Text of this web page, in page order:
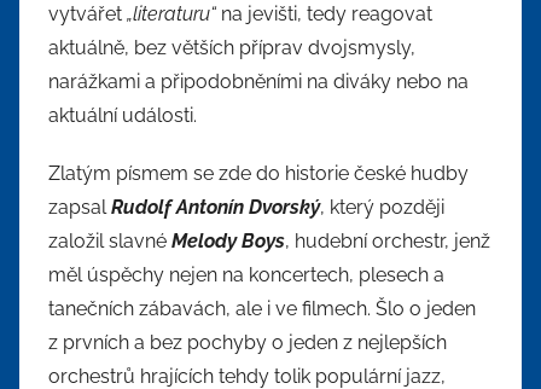
vytvářet „literaturu“ na jevišti, tedy reagovat
aktuálně, bez větších příprav dvojsmysly,
narážkami a připodobněními na diváky nebo na
aktuální události.
Zlatým písmem se zde do historie české hudby
zapsalRudolf Antonín Dvorský, který později
založil slavné Melody Boys, hudební orchestr, jenž
měl úspěchy nejen na koncertech, plesech a
tanečních zábavách, ale i ve filmech. Šlo o jeden
z prvních a bez pochyby o jeden z nejlepších
orchestrů hrajících tehdy tolik populární jazz,